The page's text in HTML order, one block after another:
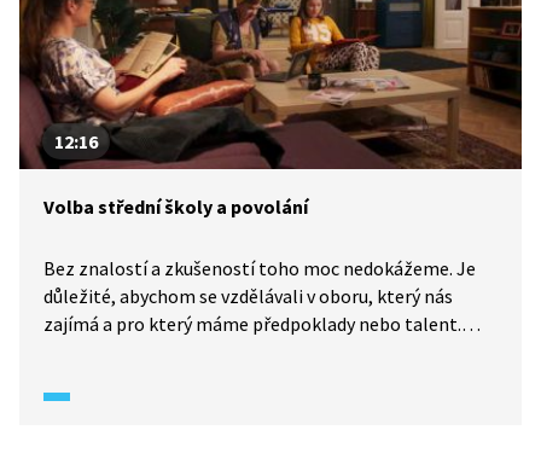
12:16
Volba střední školy a povolání
Bez znalostí a zkušeností toho moc nedokážeme. Je
důležité, abychom se vzdělávali v oboru, který nás
zajímá a pro který máme předpoklady nebo talent.
nebo uměleckou školu si asi podá přihlášku?